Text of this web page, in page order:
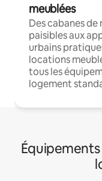
meublées
Des cabanes
paisibles aux
urbains
locations
tous les
logement